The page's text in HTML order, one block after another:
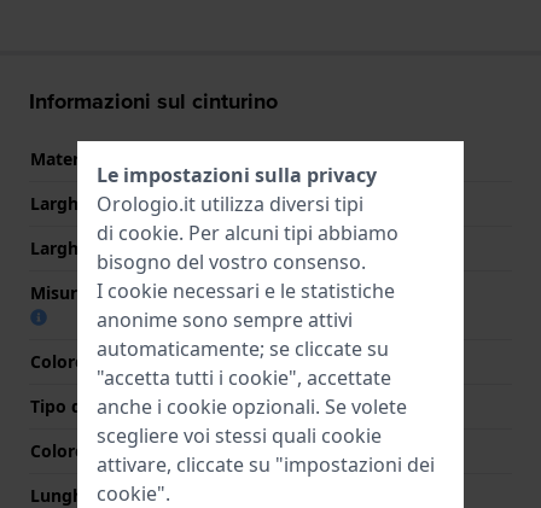
Informazioni sul cinturino
Materiale Cinturino
Larghezza cinturino
22 mm
Larghezza tra Anse
22 mm
Misura cinturino alla fibbia
18 mm
Colore cinturino
Nero
Tipo di chiusura
Nessuno
Colore Chiusura
N/D
Lunghezza Parte Superiore
Le impostazioni sulla privacy
Orologio.it utilizza diversi tipi
di cookie. Per alcuni tipi abbiamo
bisogno del vostro consenso.
I cookie necessari e le statistiche
anonime sono sempre attivi
automaticamente; se cliccate su
"accetta tutti i cookie", accettate
anche i cookie opzionali. Se volete
scegliere voi stessi quali cookie
attivare, cliccate su "impostazioni dei
cookie".